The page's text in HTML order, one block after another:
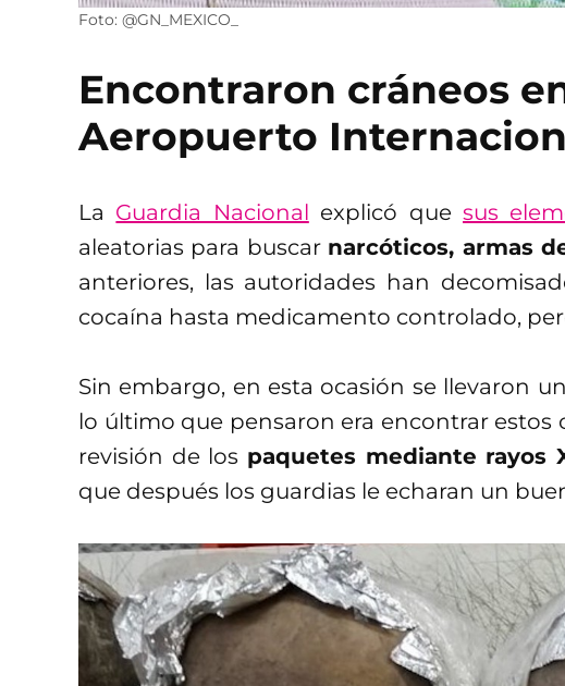
Foto: @GN_MEXICO_
Encontraron cráneos
Aeropuerto
La Guardia Nacional explicó quesus
aleatorias para buscar narcóticos, armas
anteriores, las autoridades han
cocaína hasta medicamento controlado,
Sin embargo, en esta ocasión se llevaron
lo último que pensaron era encontrar
revisión de los paquetes mediante rayos
que después los guardias le echaran un